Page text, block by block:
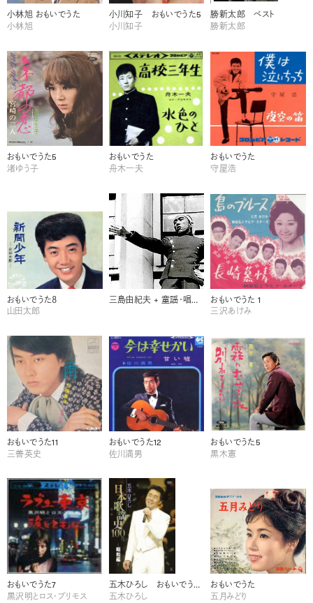
小林旭 おもいでうた
小林旭
小川知子 おもいでうた5
小川知子
勝新太郎 ベスト
勝新太郎
おもいでうた5
渚ゆう子
おもいでうた
舟木一夫
おもいでうた
守屋浩
おもいでうた８
山田太郎
三島由紀夫 + 童謡・唱歌集
おもいでうた 1
三沢あけみ
おもいでうた11
三善英史
おもいでうた12
佐川満男
おもいでうた5
黒木憲
おもいでうた7
黒沢明とロス・プリモス
五木ひろし おもいでうた８
五木ひろし
おもいでうた
五月みどり